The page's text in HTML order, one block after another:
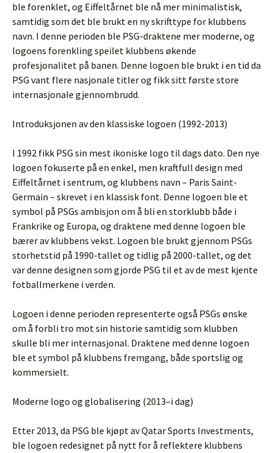
ble forenklet, og Eiffeltårnet ble nå mer minimalistisk,
samtidig som det ble brukt en ny skrifttype for klubbens
navn. I denne perioden ble PSG-draktene mer moderne, og
logoens forenkling speilet klubbens økende
profesjonalitet på banen. Denne logoen ble brukt i en tid da
PSG vant flere nasjonale titler og fikk sitt første store
internasjonale gjennombrudd.
Introduksjonen av den klassiske logoen (1992-2013)
I 1992 fikk PSG sin mest ikoniske logo til dags dato. Den nye
logoen fokuserte på en enkel, men kraftfull design med
Eiffeltårnet i sentrum, og klubbens navn – Paris Saint-
Germain – skrevet i en klassisk font. Denne logoen ble et
symbol på PSGs ambisjon om å bli en storklubb både i
Frankrike og Europa, og draktene med denne logoen ble
bærer av klubbens vekst. Logoen ble brukt gjennom PSGs
storhetstid på 1990-tallet og tidlig på 2000-tallet, og det
var denne designen som gjorde PSG til et av de mest kjente
fotballmerkene i verden.
Logoen i denne perioden representerte også PSGs ønske
om å forbli tro mot sin historie samtidig som klubben
skulle bli mer internasjonal. Draktene med denne logoen
ble et symbol på klubbens fremgang, både sportslig og
kommersielt.
Moderne logo og globalisering (2013–i dag)
Etter 2013, da PSG ble kjøpt av Qatar Sports Investments,
ble logoen redesignet på nytt for å reflektere klubbens